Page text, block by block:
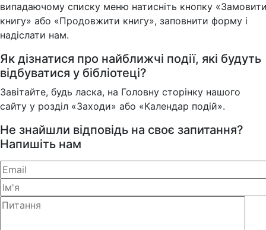
випадаючому списку меню натисніть кнопку
книгу» або «Продовжити книгу», заповнити форму і
надіслати нам.
Як дізнатися про найближчі події, які будуть
відбуватися у бібліотеці?
Завітайте, будь ласка, на Головну сторінку нашого
сайту у розділ «Заходи» або «Календар подій».
Не знайшли відповідь на своє запитання?
Напишіть нам